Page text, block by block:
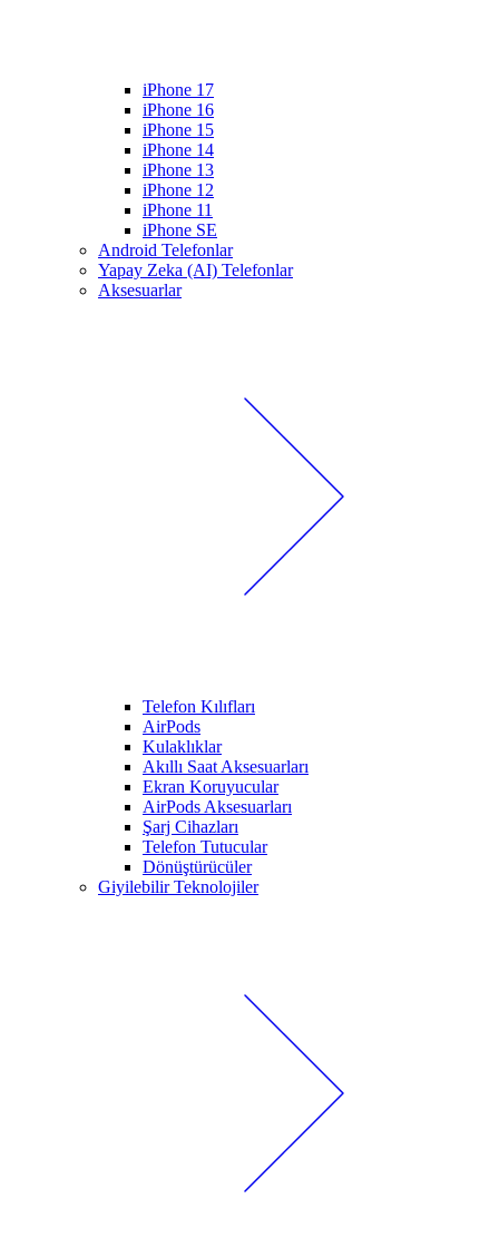
iPhone 17
iPhone 16
iPhone 15
iPhone 14
iPhone 13
iPhone 12
iPhone 11
iPhone SE
Android Telefonlar
Yapay Zeka (AI) Telefonlar
Aksesuarlar
Telefon Kılıfları
AirPods
Kulaklıklar
Akıllı Saat Aksesuarları
Ekran Koruyucular
AirPods Aksesuarları
Şarj Cihazları
Telefon Tutucular
Dönüştürücüler
Giyilebilir Teknolojiler